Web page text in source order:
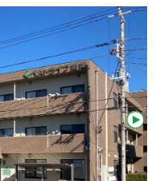
よくある質問